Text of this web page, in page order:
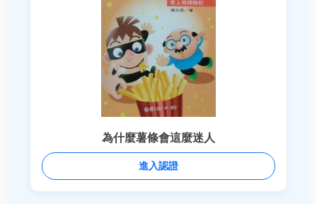
為什麼薯條會這麼迷人
進入認證